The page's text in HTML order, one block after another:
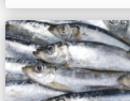
мира и одним из
Испании. Он считается
испаноязычном мире
значимости в Европе
на протяжении более